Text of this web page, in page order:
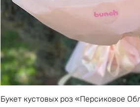
Букет кустовых роз «Персиковое